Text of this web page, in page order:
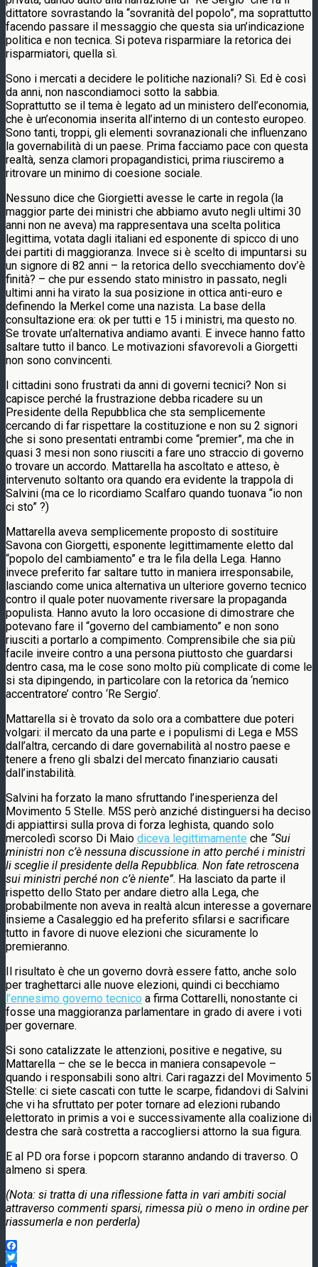
dittatore sovrastando la “sovranità del popolo”, ma soprattutto
facendo passare il messaggio che questa sia un’indicazione
politica e non tecnica. Si poteva risparmiare la retorica dei
risparmiatori, quella sì.
Sono i mercati a decidere le politiche nazionali? Sì. Ed è così
da anni, non nascondiamoci sotto la sabbia.
Soprattutto se il tema è legato ad un ministero dell’economia,
che è un’economia inserita all’interno di un contesto europeo.
Sono tanti, troppi, gli elementi sovranazionali che influenzano
la governabilità di un paese. Prima facciamo pace con questa
realtà, senza clamori propagandistici, prima riusciremo a
ritrovare un minimo di coesione sociale.
Nessuno dice che Giorgietti avesse le carte in regola (la
maggior parte dei ministri che abbiamo avuto negli ultimi 30
anni non ne aveva) ma rappresentava una scelta politica
legittima, votata dagli italiani ed esponente di spicco di uno
dei partiti di maggioranza. Invece si è scelto di impuntarsi su
un signore di 82 anni – la retorica dello svecchiamento dov’è
finità? – che pur essendo stato ministro in passato, negli
ultimi anni ha virato la sua posizione in ottica anti-euro e
definendo la Merkel come una nazista. La base della
consultazione era: ok per tutti e 15 i ministri, ma questo no.
Se trovate un’alternativa andiamo avanti. E invece hanno fatto
saltare tutto il banco. Le motivazioni sfavorevoli a Giorgetti
non sono convincenti.
I cittadini sono frustrati da anni di governi tecnici? Non si
capisce perché la frustrazione debba ricadere su un
Presidente della Repubblica che sta semplicemente
cercando di far rispettare la costituzione e non su 2 signori
che si sono presentati entrambi come “premier”, ma che in
quasi 3 mesi non sono riusciti a fare uno straccio di governo
o trovare un accordo. Mattarella ha ascoltato e atteso, è
intervenuto soltanto ora quando era evidente la trappola di
Salvini (ma ce lo ricordiamo Scalfaro quando tuonava “io non
ci sto” ?)
Mattarella aveva semplicemente proposto di sostituire
Savona con Giorgetti, esponente legittimamente eletto dal
“popolo del cambiamento” e tra le fila della Lega. Hanno
invece preferito far saltare tutto in maniera irresponsabile,
lasciando come unica alternativa un ulteriore governo tecnico
contro il quale poter nuovamente riversare la propaganda
populista. Hanno avuto la loro occasione di dimostrare che
potevano fare il “governo del cambiamento” e non sono
riusciti a portarlo a compimento. Comprensibile che sia più
facile inveire contro a una persona piuttosto che guardarsi
dentro casa, ma le cose sono molto più complicate di come le
si sta dipingendo, in particolare con la retorica da ‘nemico
accentratore’ contro ‘Re Sergio’.
Mattarella si è trovato da solo ora a combattere due poteri
volgari: il mercato da una parte e i populismi di Lega e M5S
dall’altra, cercando di dare governabilità al nostro paese e
tenere a freno gli sbalzi del mercato finanziario causati
dall’instabilità.
Salvini ha forzato la mano sfruttando l’inesperienza del
Movimento 5 Stelle. M5S però anziché distinguersi ha deciso
di appiattirsi sulla prova di forza leghista, quando solo
mercoledì scorso Di Maio diceva legittimamente che “Sui
ministri non c’è nessuna discussione in atto perché i ministri
li sceglie il presidente della Repubblica. Non fate retroscena
sui ministri perché non c’è niente”. Ha lasciato da parte il
rispetto dello Stato per andare dietro alla Lega, che
probabilmente non aveva in realtà alcun interesse a governare
insieme a Casaleggio ed ha preferito sfilarsi e sacrificare
tutto in favore di nuove elezioni che sicuramente lo
premieranno.
Il risultato è che un governo dovrà essere fatto, anche solo
per traghettarci alle nuove elezioni, quindi ci becchiamo
l’ennesimo governo tecnico a firma Cottarelli, nonostante ci
fosse una maggioranza parlamentare in grado di avere i voti
per governare.
Si sono catalizzate le attenzioni, positive e negative, su
Mattarella – che se le becca in maniera consapevole –
quando i responsabili sono altri. Cari ragazzi del Movimento 5
Stelle: ci siete cascati con tutte le scarpe, fidandovi di Salvini
che vi ha sfruttato per poter tornare ad elezioni rubando
elettorato in primis a voi e successivamente alla coalizione di
destra che sarà costretta a raccogliersi attorno la sua figura.
E al PD ora forse i popcorn staranno andando di traverso. O
almeno si spera.
(Nota: si tratta di una riflessione fatta in vari ambiti social
attraverso commenti sparsi, rimessa più o meno in ordine per
riassumerla e non perderla)
Facebook